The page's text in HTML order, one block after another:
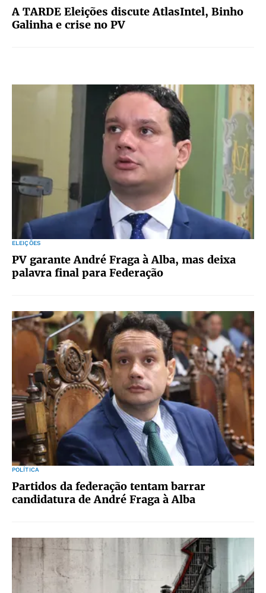
A TARDE Eleições discute AtlasIntel, Binho
Galinha e crise no PV
ELEIÇÕES
PV garante André Fraga à Alba, mas deixa
palavra final para Federação
POLÍTICA
Partidos da federação tentam barrar
candidatura de André Fraga à Alba